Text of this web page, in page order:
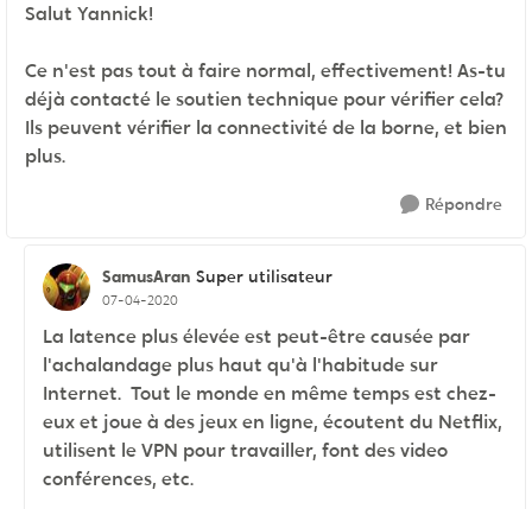
Salut Yannick!
Ce n'est pas tout à faire normal, effectivement! As-tu
déjà contacté le soutien technique pour vérifier cela?
Ils peuvent vérifier la connectivité de la borne, et bien
plus.
Répondre
SamusAran Super utilisateur
07-04-2020
La latence plus élevée est peut-être causée par
l'achalandage plus haut qu'à l'habitude sur
Internet. Tout le monde en même temps est chez-
eux et joue à des jeux en ligne, écoutent du Netflix,
utilisent le VPN pour travailler, font des video
conférences, etc.